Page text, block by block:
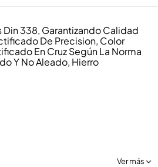
Din 338, Garantizando Calidad
De Precision, Color
En Cruz Según La Norma
Y No Aleado, Hierro
Ver más